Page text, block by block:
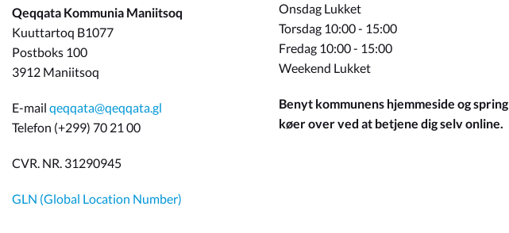
Qeqqata Kommunia Maniitsoq
Kuuttartoq B1077
Postboks 100
3912 Maniitsoq
E-mail qeqqata@qeqqata.gl
Telefon (+299) 70 21 00
CVR. NR. 31290945
GLN (Global Location Number)
Onsdag Lukket
Torsdag 10:00 - 15:00
Fredag 10:00 - 15:00
Weekend Lukket
Benyt kommunens hjemmeside og spring
køer over ved at betjene dig selv online.